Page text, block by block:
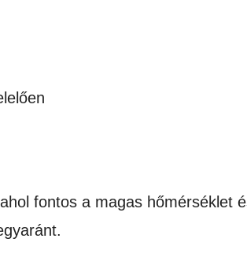
fontos a magas hőmérséklet